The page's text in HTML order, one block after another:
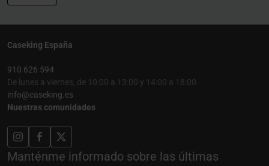
Caseking España
910 626 594
De lunes a viernes, de 10:00 a 13:00 y 14:00 a 18:00
info@caseking.es
Nuestras comunidades
Manténme informado sobre las últimas